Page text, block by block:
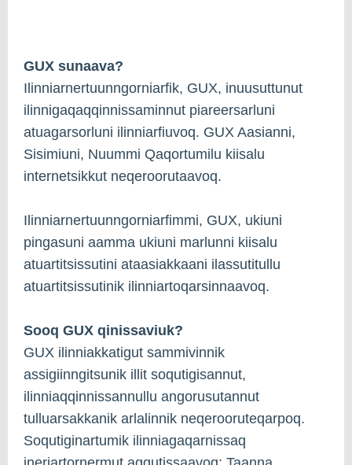
GUX sunaava?
Ilinniarnertuunngorniarfik, GUX, inuusuttunut
ilinnigaqaqqinnissaminnut piareersarluni
atuagarsorluni ilinniarfiuvoq. GUX Aasianni,
Sisimiuni, Nuummi Qaqortumilu kiisalu
internetsikkut neqeroorutaavoq.
Ilinniarnertuunngorniarfimmi, GUX, ukiuni
pingasuni aamma ukiuni marlunni kiisalu
atuartitsissutini ataasiakkaani ilassutitullu
atuartitsissutinik ilinniartoqarsinnaavoq.
Sooq GUX qinissaviuk?
GUX ilinniakkatigut sammivinnik
assigiinngitsunik illit soqutigisannut,
ilinniaqqinnissannullu angorusutannut
tulluarsakkanik arlalinnik neqerooruteqarpoq.
Soqutiginartumik ilinniagaqarnissaq